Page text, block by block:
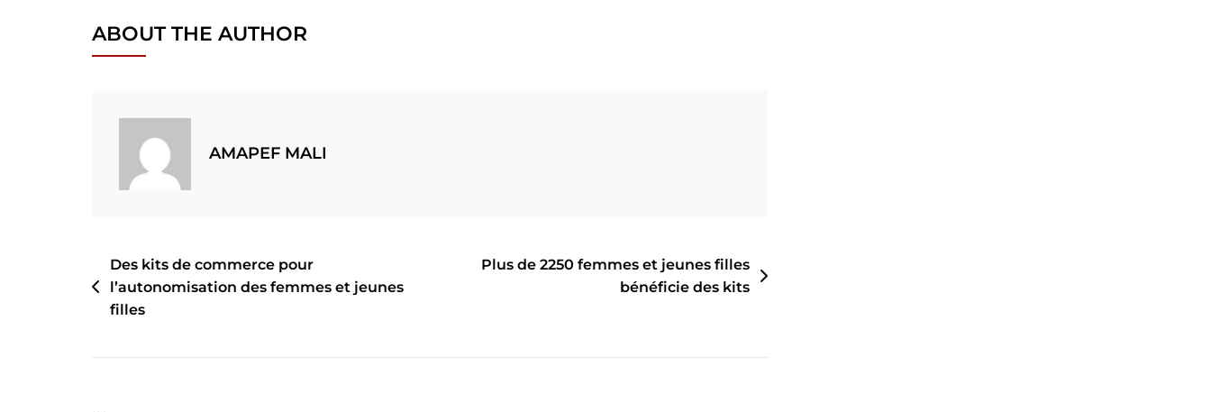
ABOUT THE AUTHOR
AMAPEF MALI
Des kits de commerce pour
l’autonomisation des femmes et jeunes
filles
Plus de 2250 femmes et jeunes filles
bénéficie des kits